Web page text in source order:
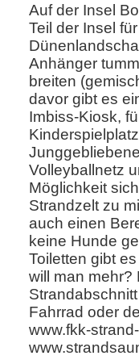
Auf der Insel
Teil der Insel
Anhänger
breiten
davor gibt es
Imbiss-Kiosk,
Volleyballnetz
Möglichkeit
Strandzelt zu
auch einen
keine Hunde
Toiletten gibt
will man mehr?
Fahrrad oder
www.fkk-